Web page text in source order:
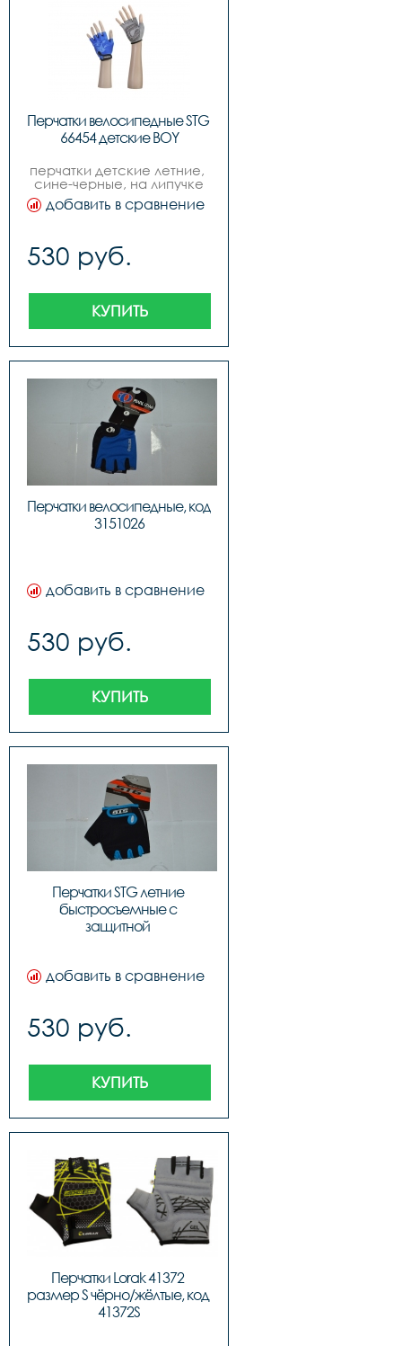
Перчатки велосипедные STG
66454 детские BOY
перчатки детские летние,
сине-черные, на липучке
добавить в сравнение
530 руб.
КУПИТЬ
Перчатки велосипедные, код
3151026
добавить в сравнение
530 руб.
КУПИТЬ
Перчатки STG летние
быстросъемные с
защитной
добавить в сравнение
530 руб.
КУПИТЬ
Перчатки Lorak 41372
размер S чёрно/жёлтые, код
41372S